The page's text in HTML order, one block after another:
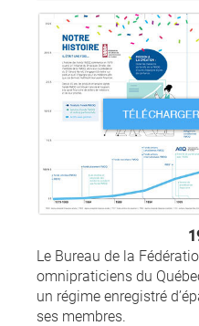
Le Bureau de la
omnipraticiens du
un régime enregistré
ses membres.